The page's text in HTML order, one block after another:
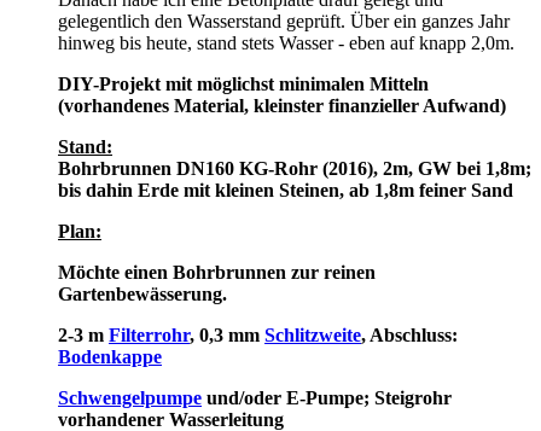
gelegentlich den Wasserstand geprüft. Über ein ganzes Jahr
hinweg bis heute, stand stets Wasser - eben auf knapp 2,0m.
DIY-Projekt mit möglichst minimalen Mitteln
(vorhandenes Material, kleinster finanzieller Aufwand)
Stand:
Bohrbrunnen DN160 KG-Rohr (2016), 2m, GW bei 1,8m;
bis dahin Erde mit kleinen Steinen, ab 1,8m feiner Sand
Plan:
Möchte einen Bohrbrunnen zur reinen
Gartenbewässerung.
2-3 m Filterrohr, 0,3 mm Schlitzweite, Abschluss:
Bodenkappe
Schwengelpumpe und/oder E-Pumpe; Steigrohr
vorhandener Wasserleitung